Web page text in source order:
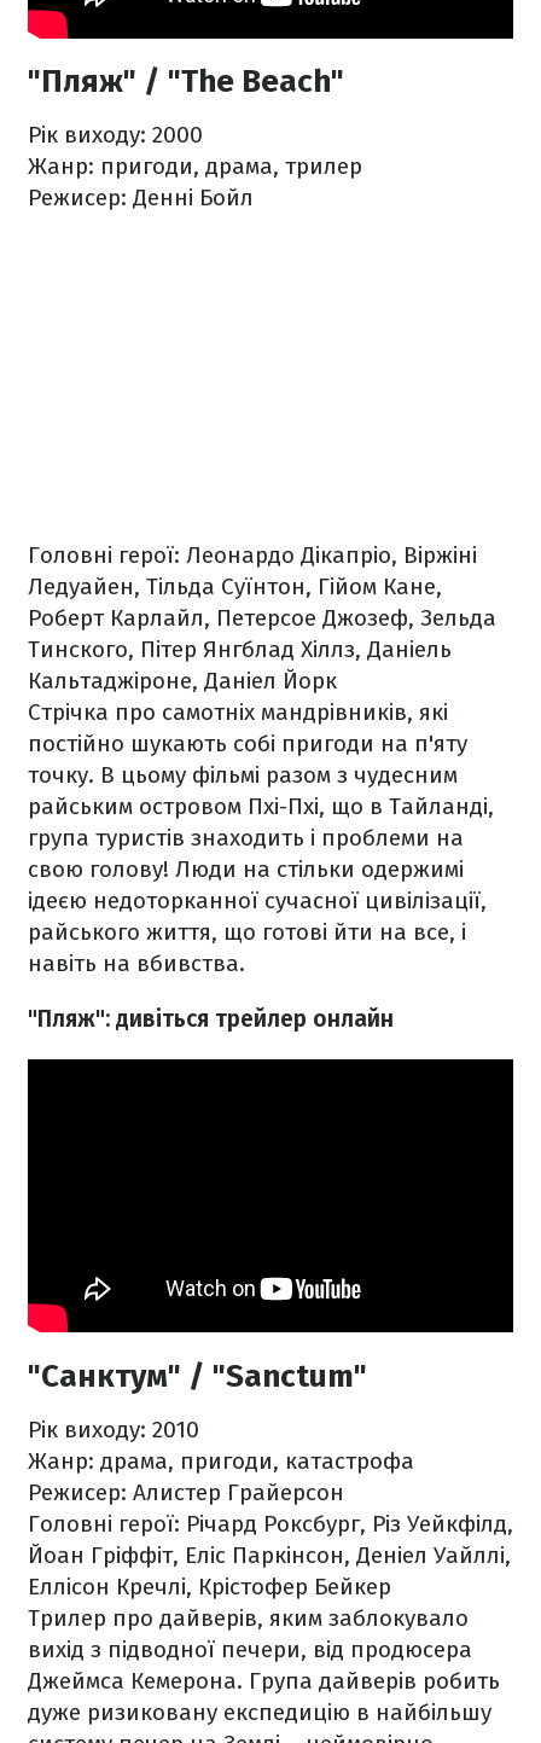
"Пляж" / "The Beach"
Рік виходу: 2000
Жанр: пригоди, драма, трилер
Режисер: Денні Бойл
Головні герої: Леонардо Дікапріо, Віржіні
Ледуайен, Тільда Суїнтон, Гійом Кане,
Роберт Карлайл, Петерсое Джозеф, Зельда
Тинского, Пітер Янгблад Хіллз, Даніель
Кальтаджіроне, Даніел Йорк
Стрічка про самотніх мандрівників, які
постійно шукають собі пригоди на п'яту
точку. В цьому фільмі разом з чудесним
райським островом Пхі-Пхі, що в Тайланді,
група туристів знаходить і проблеми на
свою голову! Люди на стільки одержимі
ідеєю недоторканної сучасної цивілізації,
райського життя, що готові йти на все, і
навіть на вбивства.
"Пляж": дивіться трейлер онлайн
"Санктум" / "Sanctum"
Рік виходу: 2010
Жанр: драма, пригоди, катастрофа
Режисер: Алистер Грайерсон
Головні герої: Річард Роксбург, Різ Уейкфілд,
Йоан Гріффіт, Еліс Паркінсон, Деніел Уайллі,
Еллісон Кречлі, Крістофер Бейкер
Трилер про дайверів, яким заблокувало
вихід з підводної печери, від продюсера
Джеймса Кемерона. Група дайверів робить
дуже ризиковану експедицію в найбільшу